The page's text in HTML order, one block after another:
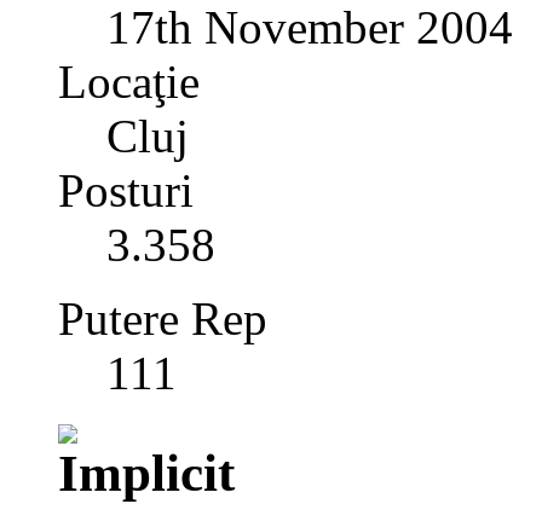
17th November 2004
Locaţie
Cluj
Posturi
3.358
Putere Rep
111